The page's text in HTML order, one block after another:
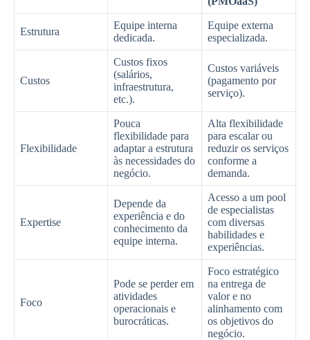
Estrutura
Equipe interna
dedicada.
Equipe externa
especializada.
Custos
Custos fixos
(salários,
infraestrutura,
etc.).
Custos variáveis
(pagamento por
serviço).
Flexibilidade
Pouca
flexibilidade para
adaptar a estrutura
às necessidades do
negócio.
Alta flexibilidade
para escalar ou
reduzir os serviços
conforme a
demanda.
Expertise
Depende da
experiência e do
conhecimento da
equipe interna.
Acesso a um pool
de especialistas
com diversas
habilidades e
experiências.
Foco
Pode se perder em
atividades
operacionais e
burocráticas.
Foco estratégico
na entrega de
valor e no
alinhamento com
os objetivos do
negócio.